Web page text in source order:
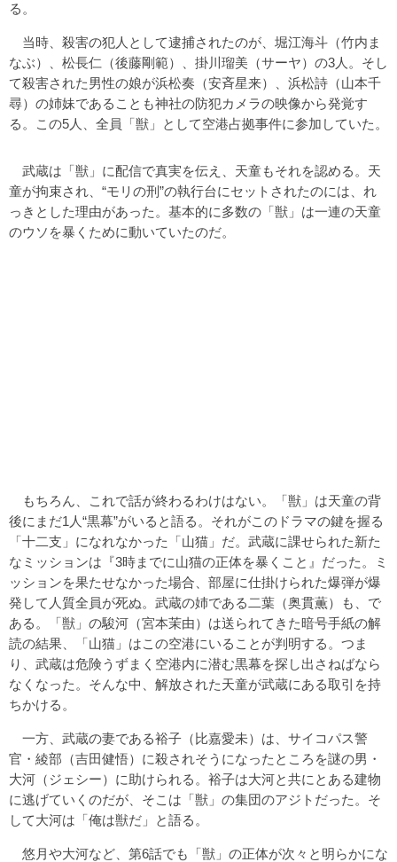
る。
当時、殺害の犯人として逮捕されたのが、堀江海斗（竹内ま
なぶ）、松長仁（後藤剛範）、掛川瑠美（サーヤ）の3人。そし
て殺害された男性の娘が浜松奏（安斉星来）、浜松詩（山本千
尋）の姉妹であることも神社の防犯カメラの映像から発覚す
る。この5人、全員「獣」として空港占拠事件に参加していた。
武蔵は「獣」に配信で真実を伝え、天童もそれを認める。天
童が拘束され、“モリの刑”の執行台にセットされたのには、れ
っきとした理由があった。基本的に多数の「獣」は一連の天童
のウソを暴くために動いていたのだ。
もちろん、これで話が終わるわけはない。「獣」は天童の背
後にまだ1人“黒幕”がいると語る。それがこのドラマの鍵を握る
「十二支」になれなかった「山猫」だ。武蔵に課せられた新た
なミッションは『3時までに山猫の正体を暴くこと』だった。ミ
ッションを果たせなかった場合、部屋に仕掛けられた爆弾が爆
発して人質全員が死ぬ。武蔵の姉である二葉（奥貫薫）も、で
ある。「獣」の駿河（宮本茉由）は送られてきた暗号手紙の解
読の結果、「山猫」はこの空港にいることが判明する。つま
り、武蔵は危険うずまく空港内に潜む黒幕を探し出さねばなら
なくなった。そんな中、解放された天童が武蔵にある取引を持
ちかける。
一方、武蔵の妻である裕子（比嘉愛未）は、サイコパス警
官・綾部（吉田健悟）に殺されそうになったところを謎の男・
大河（ジェシー）に助けられる。裕子は大河と共にとある建物
に逃げていくのだが、そこは「獣」の集団のアジトだった。そ
して大河は「俺は獣だ」と語る。
悠月や大河など、第6話でも「獣」の正体が次々と明らかにな